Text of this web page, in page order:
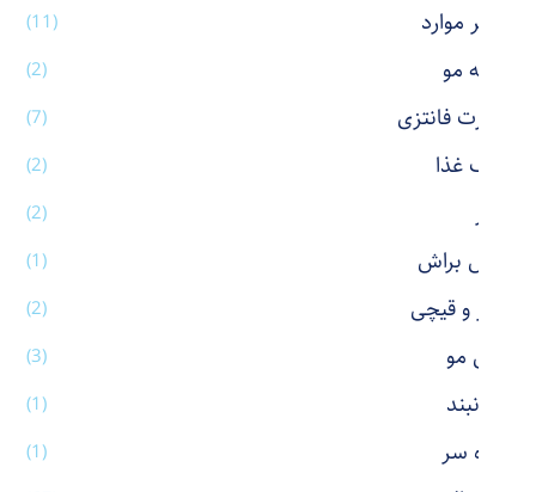
سایر موارد (11)
شانه مو (2)
شورت فانتزی (7)
ظرف غذا (2)
(2)
فیس براش (1)
کاتر و قیچی (2)
کش مو (3)
گردنبند (1)
گیره سر (1)